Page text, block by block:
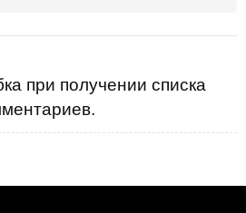
при получении списка